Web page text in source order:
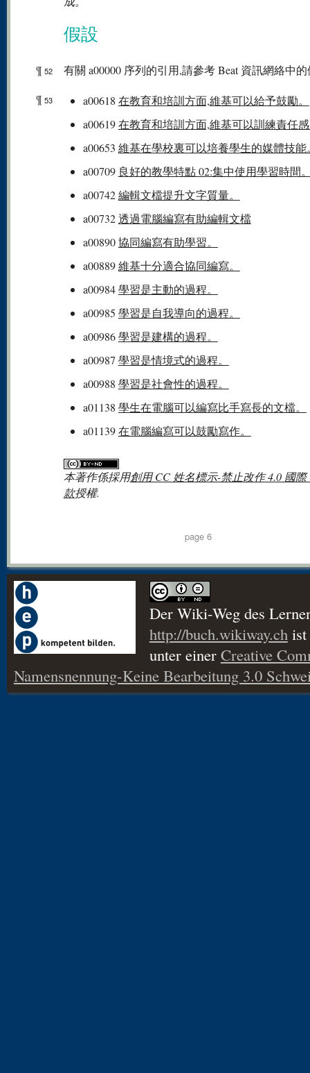
假設
¶ 52
有關 a00000 序列的引用,請參考 Beat 資訊網絡中
¶ 53 a00618 在教育和培訓方面,維基可以給予鼓勵。
a00619在教育和培訓方面,維基可以訓練責任
a00653 維基在學校裏可以培養學生的媒體技能
a00709 良好的教學特點 02:集中使用學習時間
a00742編輯文檔提升文字質量。
a00732透過電腦編寫有助編輯文檔
a00890協同編寫有助學習。
a00889維基十分適合協同編寫。
a00984學習是主動的過程。
a00985 學習是自我導向的過程。
a00986學習是建構的過程。
a00987 學習是情境式的過程。
a00988 學習是社會性的過程。
a01138 學生在電腦可以編寫比手寫長的文檔。
a01139在電腦編寫可以鼓勵寫作。
本著作係採用創用 CC 姓名標示-禁止改作 4.0 國際
款授權.
page 6
Der Wiki-Weg des
http://buch.wikiway.chist
unter einer Creative
Namensnennung-Keine Bearbeitung 3.0